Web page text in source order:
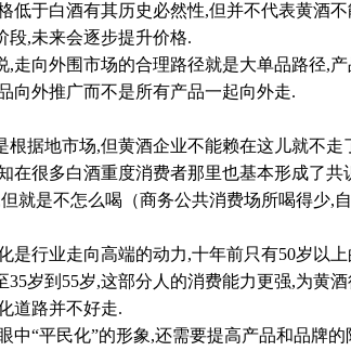
于白酒有其历史必然性,但并不代表黄酒不
段,未来会逐步提升价格.
向外围市场的合理路径就是大单品路径,产
向外推广而不是所有产品一起向外走.
据地市场,但黄酒企业不能赖在这儿就不走
在很多白酒重度消费者那里也基本形成了共
是不怎么喝（商务公共消费场所喝得少,
行业走向高端的动力,十年前只有50岁以上
岁到55岁,这部分人的消费能力更强,为黄
道路并不好走.
“平民化”的形象,还需要提高产品和品牌的